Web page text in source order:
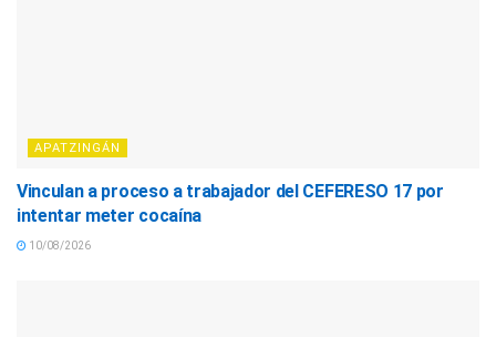
APATZINGÁN
Vinculan a proceso a trabajador del CEFERESO 17 por
intentar meter cocaína
10/08/2026